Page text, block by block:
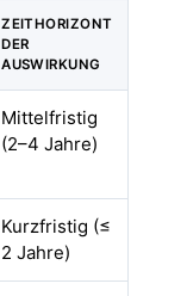
ZEITHORIZONT
DER
AUSWIRKUNG
Mittelfristig
(2–4 Jahre)
Kurzfristig (≤
2 Jahre)